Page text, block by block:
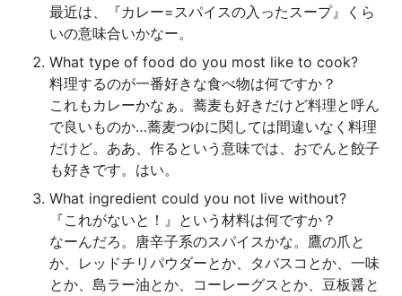
最近は、『カレー=スパイスの入ったスープ』くら
いの意味合いかなー。
What type of food do you most like to cook?
料理するのが一番好きな食べ物は何ですか？
これもカレーかなぁ。蕎麦も好きだけど料理と呼ん
で良いものか…蕎麦つゆに関しては間違いなく料理
だけど。ああ、作るという意味では、おでんと餃子
も好きです。はい。
What ingredient could you not live without?
『これがないと！』という材料は何ですか？
なーんだろ。唐辛子系のスパイスかな。鷹の爪と
か、レッドチリパウダーとか、タバスコとか、一味
とか、島ラー油とか、コーレーグスとか、豆板醤と